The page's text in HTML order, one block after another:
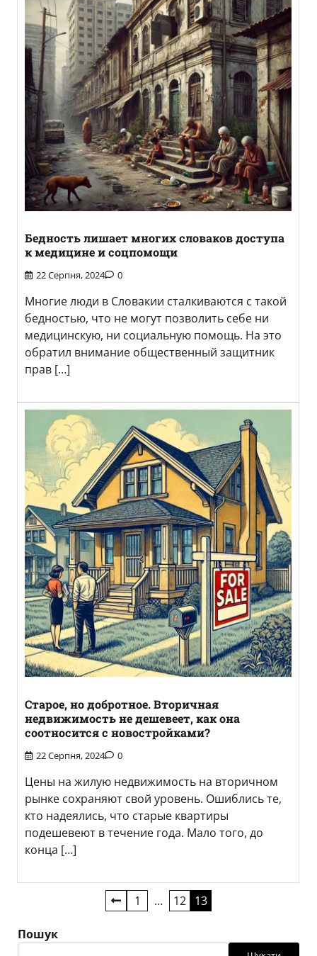
Бедность лишает многих словаков доступа
к медицине и соцпомощи
22 Серпня, 2024 0
Многие люди в Словакии сталкиваются с такой
бедностью, что не могут позволить себе ни
медицинскую, ни социальную помощь. На это
обратил внимание общественный защитник
прав […]
Старое, но добротное. Вторичная
недвижимость не дешевеет, как она
соотносится с новостройками?
22 Серпня, 2024 0
Цены на жилую недвижимость на вторичном
рынке сохраняют свой уровень. Ошиблись те,
кто надеялись, что старые квартиры
подешевеют в течение года. Мало того, до
конца […]
записів
1 … 12 13
Пошук